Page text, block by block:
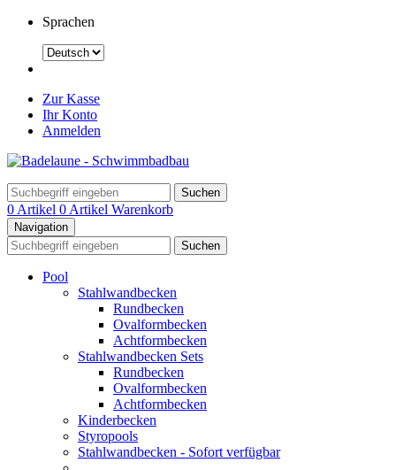
Sprachen
Zur Kasse
Ihr Konto
Anmelden
Suchen
0 Artikel 0 Artikel Warenkorb
Navigation
Suchen
Pool
Stahlwandbecken
Rundbecken
Ovalformbecken
Achtformbecken
Stahlwandbecken Sets
Rundbecken
Ovalformbecken
Achtformbecken
Kinderbecken
Styropools
Stahlwandbecken - Sofort verfügbar